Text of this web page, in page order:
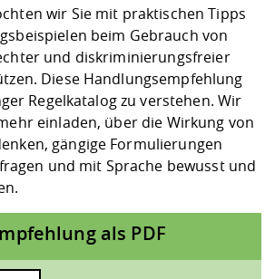
wir Sie mit praktischen Tipps
beim Gebrauch von
und diskriminierungsfreier
Diese Handlungsempfehlung
Regelkatalog zu verstehen. Wir
einladen, über die Wirkung von
gängige Formulierungen
und mit Sprache bewusst und
als PDF